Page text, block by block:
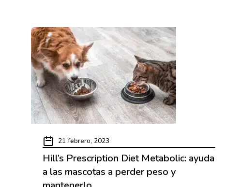
21 febrero, 2023
Hill’s Prescription Diet Metabolic: ayuda
a las mascotas a perder peso y